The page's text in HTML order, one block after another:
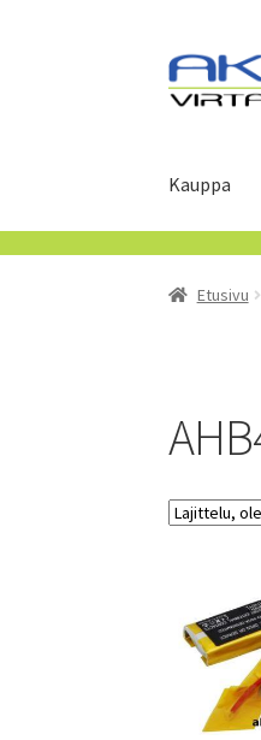
Siirry
Siirry
sisältöön
Kauppa
Etusivu